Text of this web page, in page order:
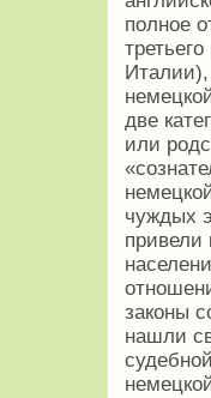
полное
Италии),
две
или
чуждых
привели
законы
нашли